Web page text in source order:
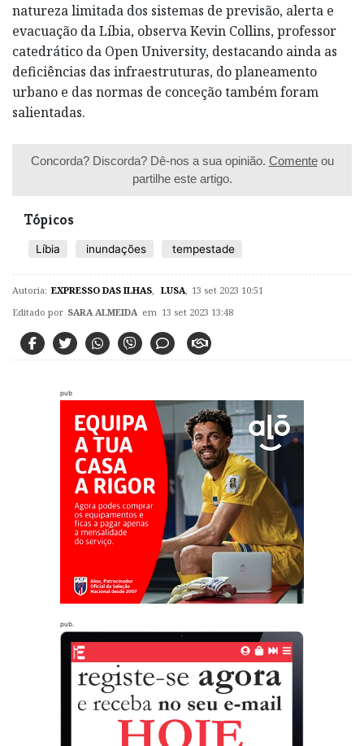
natureza limitada dos sistemas de previsão, alerta e
evacuação da Líbia, observa Kevin Collins, professor
catedrático da Open University, destacando ainda as
deficiências das infraestruturas, do planeamento
urbano e das normas de conceção também foram
salientadas.
Concorda? Discorda? Dê-nos a sua opinião. Comenteou
partilhe este artigo.
Tópicos
Líbia inundações tempestade
Autoria: EXPRESSO DAS ILHAS LUSA 13 set 2023 10:51
Editado por SARA ALMEIDA em 13 set 2023 13:48
pub
pub.